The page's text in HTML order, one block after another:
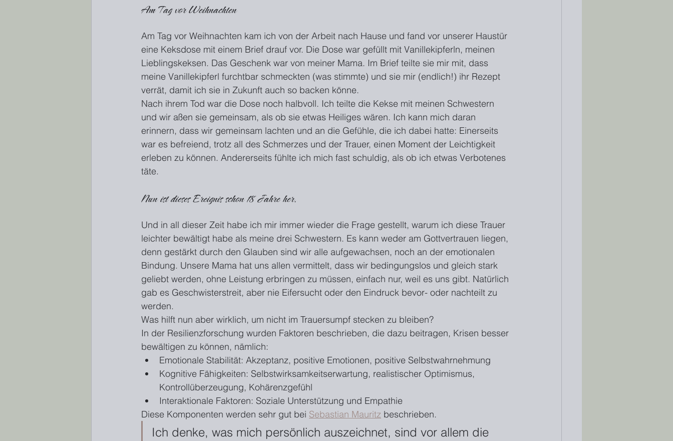
Am Tag vor Weihnachten
Am Tag vor Weihnachten kam ich von der Arbeit nach Hause und fand vor unserer Haustür
eine Keksdose mit einem Brief drauf vor. Die Dose war gefüllt mit Vanillekipferln, meinen
Lieblingskeksen. Das Geschenk war von meiner Mama. Im Brief teilte sie mir mit, dass
meine Vanillekipferl furchtbar schmeckten (was stimmte) und sie mir (endlich!) ihr Rezept
verrät, damit ich sie in Zukunft auch so backen könne.
Nach ihrem Tod war die Dose noch halbvoll. Ich teilte die Kekse mit meinen Schwestern
und wir aßen sie gemeinsam, als ob sie etwas Heiliges wären. Ich kann mich daran
erinnern, dass wir gemeinsam lachten und an die Gefühle, die ich dabei hatte: Einerseits
war es befreiend, trotz all des Schmerzes und der Trauer, einen Moment der Leichtigkeit
erleben zu können. Andererseits fühlte ich mich fast schuldig, als ob ich etwas Verbotenes
täte.
Nun ist dieses Ereignis schon 18 Jahre her.
Und in all dieser Zeit habe ich mir immer wieder die Frage gestellt, warum ich diese Trauer
leichter bewältigt habe als meine drei Schwestern. Es kann weder am Gottvertrauen liegen,
denn gestärkt durch den Glauben sind wir alle aufgewachsen, noch an der emotionalen
Bindung. Unsere Mama hat uns allen vermittelt, dass wir bedingungslos und gleich stark
geliebt werden, ohne Leistung erbringen zu müssen, einfach nur, weil es uns gibt. Natürlich
gab es Geschwisterstreit, aber nie Eifersucht oder den Eindruck bevor- oder nachteilt zu
werden.
Was hilft nun aber wirklich, um nicht im Trauersumpf stecken zu bleiben?
In der Resilienzforschung wurden Faktoren beschrieben, die dazu beitragen, Krisen besser
bewältigen zu können, nämlich:
Emotionale Stabilität: Akzeptanz, positive Emotionen, positive Selbstwahrnehmung
Kognitive Fähigkeiten: Selbstwirksamkeitserwartung, realistischer Optimismus,
Kontrollüberzeugung, Kohärenzgefühl
Interaktionale Faktoren: Soziale Unterstützung und Empathie
Diese Komponenten werden sehr gut bei Sebastian Mauritz beschrieben.
Ich denke, was mich persönlich auszeichnet, sind vor allem die